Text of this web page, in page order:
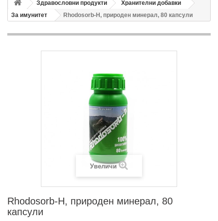
Здравословни продукти
Хранителни добавки
За имунитет
Rhodosorb-H, природен минерал, 80 капсули
Увеличи
Rhodosorb-H, природен минерал, 80
капсули